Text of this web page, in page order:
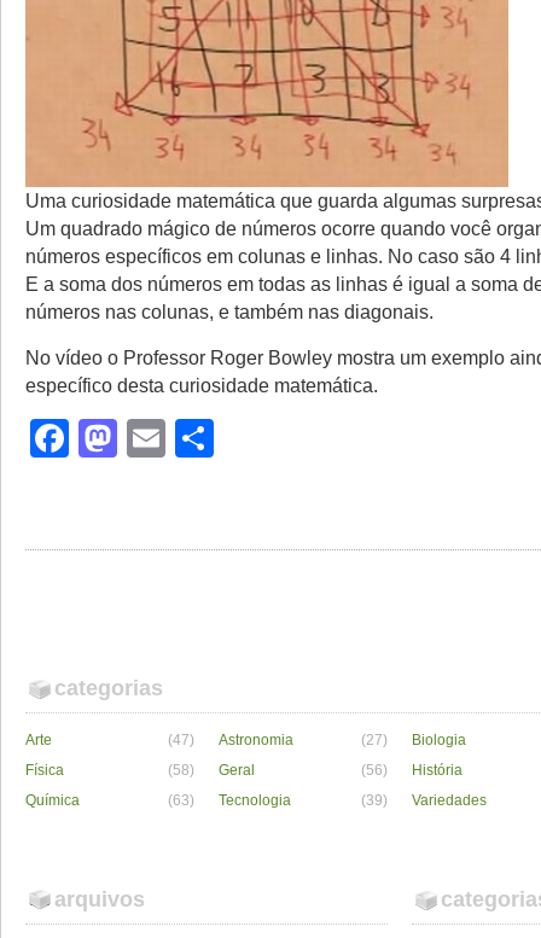
Uma curiosidade matemática que guarda algumas
Um quadrado mágico de números ocorre quando você
números específicos em colunas e linhas. No caso são 4
E a soma dos números em todas as linhas é igual a soma
números nas colunas, e também nas diagonais.
No vídeo o Professor Roger Bowley mostra um exemplo
específico desta curiosidade matemática.
Facebook
Mastodon
Email
categorias
Arte (47) Astronomia (27)
Biologia
Física
(58) Geral (56)
História
Química
(63) Tecnologia (39) Variedades
arquivos